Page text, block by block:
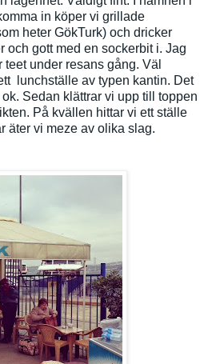
in köper vi grillade
heter GökTurk) och dricker
och gott med en sockerbit i. Jag
under resans gång. Väl
lunchställe av typen kantin. Det
Sedan klättrar vi upp till toppen
På kvällen hittar vi ett ställe
äter vi meze av olika slag.